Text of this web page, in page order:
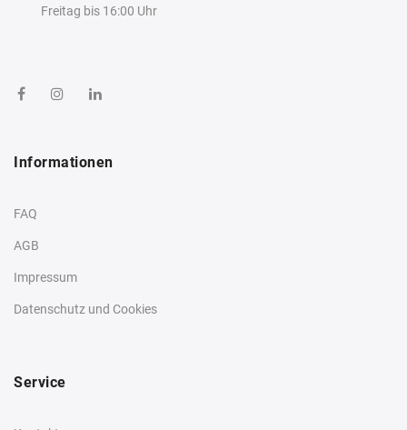
Freitag bis 16:00 Uhr
Informationen
FAQ
AGB
Impressum
Datenschutz und Cookies
Service